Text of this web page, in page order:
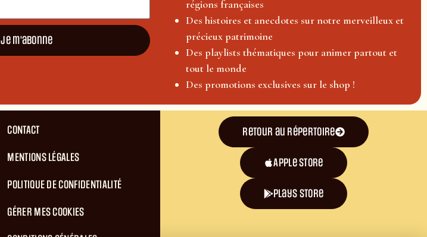
Je m'abonne
régions françaises
Des histoires et anecdotes sur notre merveilleux et
précieux patrimoine
Des playlists thématiques pour animer partout et
tout le monde
Des promotions exclusives sur le shop !
CONTACT
MENTIONS LÉGALES
POLITIQUE DE CONFIDENTIALITÉ
GÉRER MES COOKIES
Retour au répertoire
Apple Store
plays store